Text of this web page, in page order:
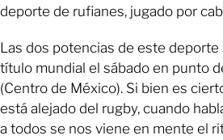
deporte de rufianes, jugado por
Las dos potencias de este
título mundial el sábado en punto
(Centro de México). Si bien es
está alejado del rugby, cuando
a todos se nos viene en mente el